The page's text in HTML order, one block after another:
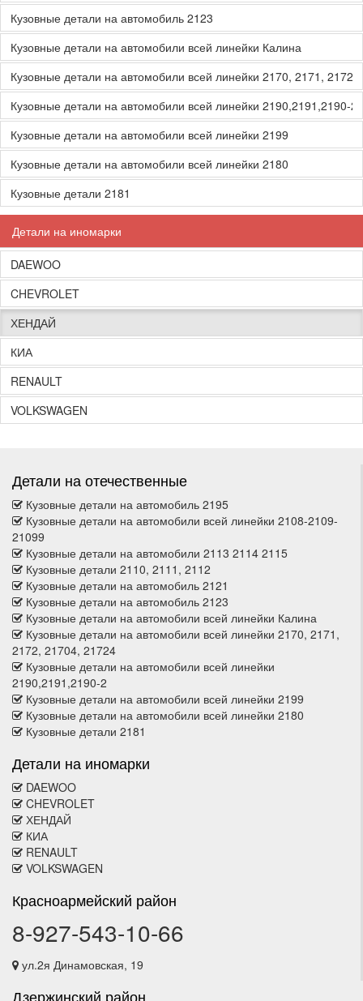
Кузовные детали на автомобиль 2123
Кузовные детали на автомобили всей линейки Калина
Кузовные детали на автомобили всей линейки 2170, 2171, 2172,
Кузовные детали на автомобили всей линейки 2190,2191,2190-2
Кузовные детали на автомобили всей линейки 2199
Кузовные детали на автомобили всей линейки 2180
Кузовные детали 2181
Детали на иномарки
DAEWOO
CHEVROLET
ХЕНДАЙ
КИА
RENAULT
VOLKSWAGEN
Детали на отечественные
Кузовные детали на автомобиль 2195
Кузовные детали на автомобили всей линейки 2108-2109-
21099
Кузовные детали на автомобили 2113 2114 2115
Кузовные детали 2110, 2111, 2112
Кузовные детали на автомобиль 2121
Кузовные детали на автомобиль 2123
Кузовные детали на автомобили всей линейки Калина
Кузовные детали на автомобили всей линейки 2170, 2171,
2172, 21704, 21724
Кузовные детали на автомобили всей линейки
2190,2191,2190-2
Кузовные детали на автомобили всей линейки 2199
Кузовные детали на автомобили всей линейки 2180
Кузовные детали 2181
Детали на иномарки
DAEWOO
CHEVROLET
ХЕНДАЙ
КИА
RENAULT
VOLKSWAGEN
Красноармейский район
8-927-543-10-66
ул.2я Динамовская, 19
Дзержинский район